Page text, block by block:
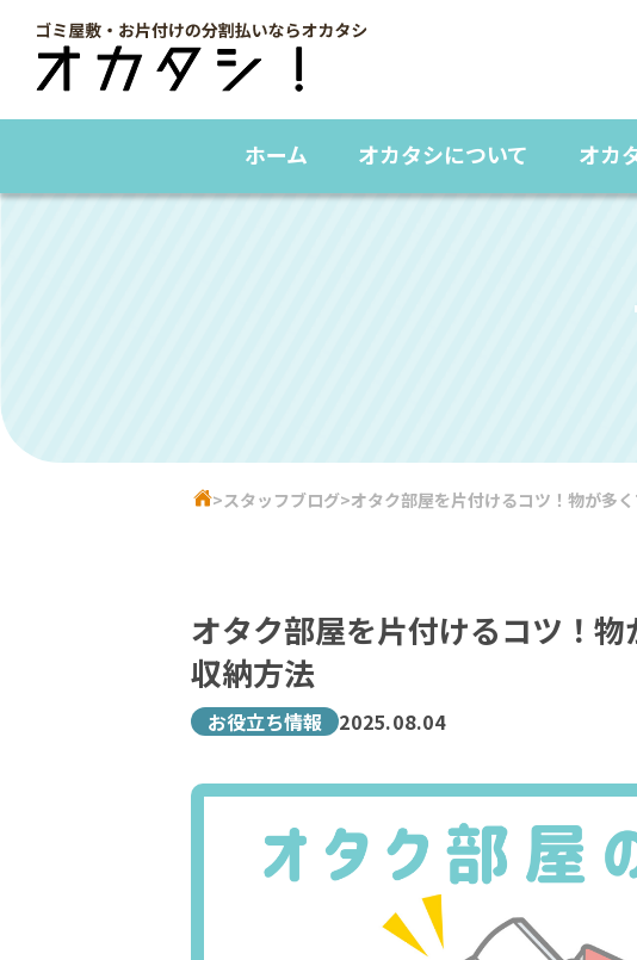
ホーム オカタシについて オカ
スタッフブログ オタク部屋を片付けるコツ！物が多
オタク部屋を片付けるコツ！
収納方法
お役立ち情報 2025.08.04